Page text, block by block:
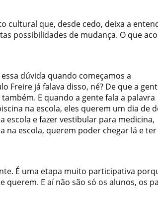
cultural que, desde cedo, deixa a
possibilidades de mudança. O que
dúvida quando começamos a
Freire já falava disso, né? De que a
E quando a gente fala a palavra
na escola, eles querem um dia de
escola e fazer vestibular para medicina,
na escola, querem poder chegar lá e
É uma etapa muito participativa
E aí não são só os alunos, os